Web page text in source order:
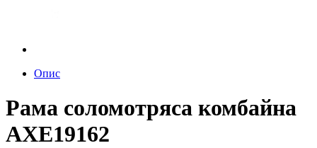
Опис
Рама соломотряса комбайна
AXE19162